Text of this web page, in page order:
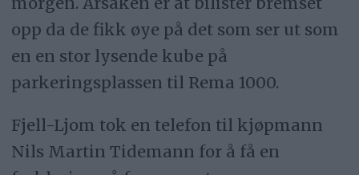
opp da de fikk øye på det som ser ut som
en en stor lysende kube på
parkeringsplassen til Rema 1000.
Fjell-Ljom tok en telefon til kjøpmann
Nils Martin Tidemann for å få en